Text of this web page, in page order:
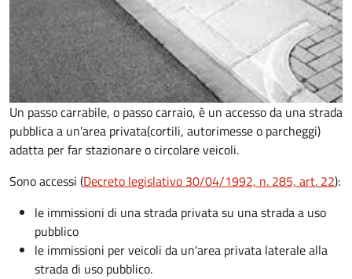
Un passo carrabile, o passo carraio, è un accesso da una strada
pubblica a un'area privata(cortili, autorimesse o parcheggi)
adatta per far stazionare o circolare veicoli.
Sono accessi (Decreto legislativo 30/04/1992, n. 285, art. 22):
le immissioni di una strada privata su una strada a uso
pubblico
le immissioni per veicoli da un'area privata laterale alla
strada di uso pubblico.